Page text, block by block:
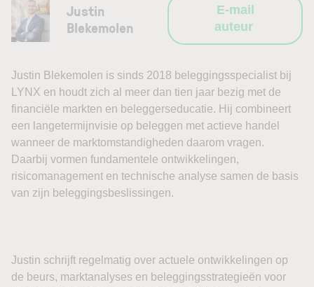
Justin
Blekemolen
E-mail
auteur
Justin Blekemolen is sinds 2018 beleggingsspecialist bij
LYNX en houdt zich al meer dan tien jaar bezig met de
financiële markten en beleggerseducatie. Hij combineert
een langetermijnvisie op beleggen met actieve handel
wanneer de marktomstandigheden daarom vragen.
Daarbij vormen fundamentele ontwikkelingen,
risicomanagement en technische analyse samen de basis
van zijn beleggingsbeslissingen.
Justin schrijft regelmatig over actuele ontwikkelingen op
de beurs, marktanalyses en beleggingsstrategieën voor